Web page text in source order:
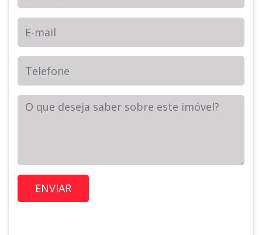
Telefone
Sua Mensagem